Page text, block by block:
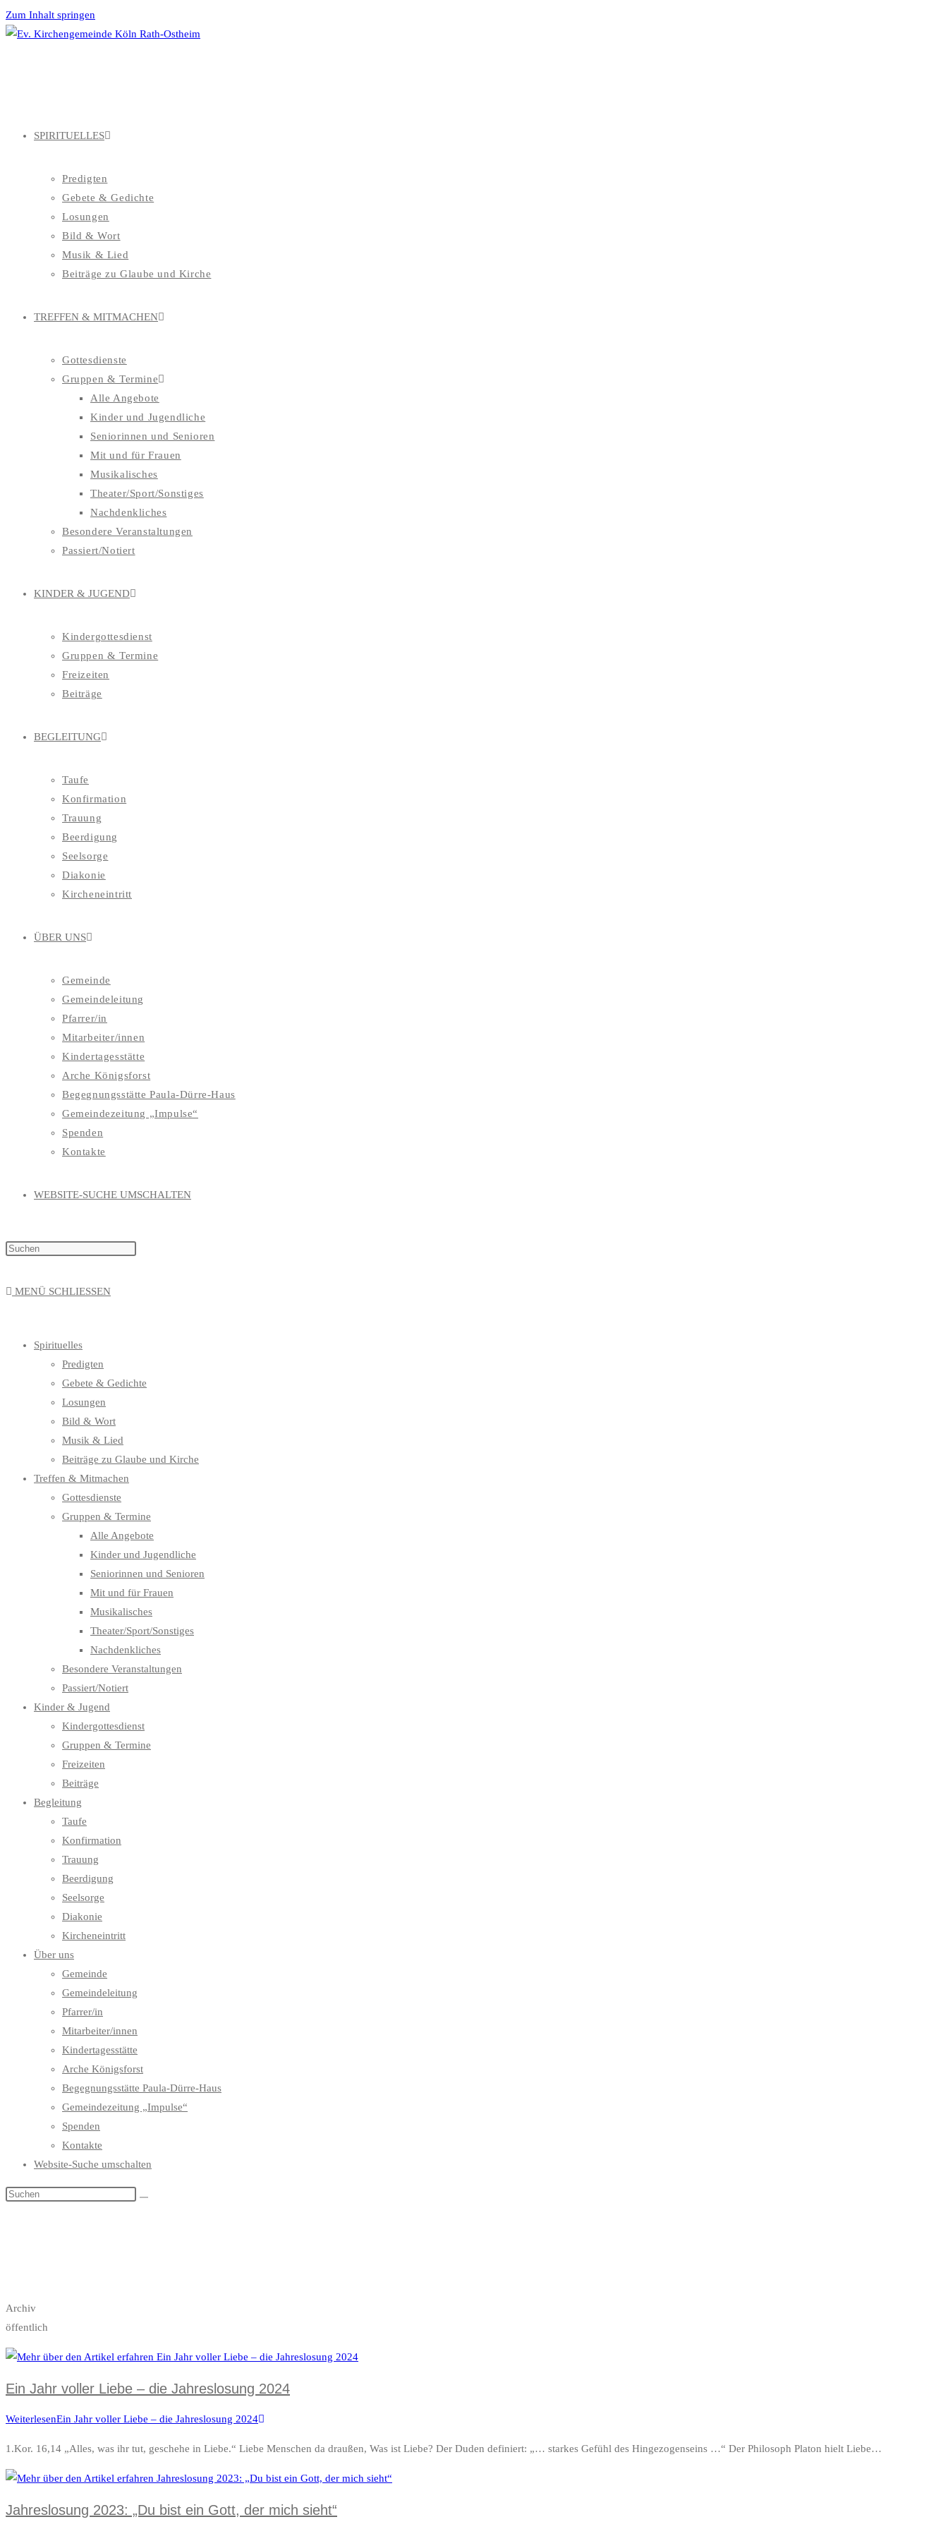
Zum Inhalt springen
SPIRITUELLES
Predigten
Gebete & Gedichte
Losungen
Bild & Wort
Musik & Lied
Beiträge zu Glaube und Kirche
TREFFEN & MITMACHEN
Gottesdienste
Gruppen & Termine
Alle Angebote
Kinder und Jugendliche
Seniorinnen und Senioren
Mit und für Frauen
Musikalisches
Theater/Sport/Sonstiges
Nachdenkliches
Besondere Veranstaltungen
Passiert/Notiert
KINDER & JUGEND
Kindergottesdienst
Gruppen & Termine
Freizeiten
Beiträge
BEGLEITUNG
Taufe
Konfirmation
Trauung
Beerdigung
Seelsorge
Diakonie
Kircheneintritt
ÜBER UNS
Gemeinde
Gemeindeleitung
Pfarrer/in
Mitarbeiter/innen
Kindertagesstätte
Arche Königsforst
Begegnungsstätte Paula-Dürre-Haus
Gemeindezeitung „Impulse“
Spenden
Kontakte
WEBSITE-SUCHE UMSCHALTEN
MENÜ SCHLIESSEN
Spirituelles
Predigten
Gebete & Gedichte
Losungen
Bild & Wort
Musik & Lied
Beiträge zu Glaube und Kirche
Treffen & Mitmachen
Gottesdienste
Gruppen & Termine
Alle Angebote
Kinder und Jugendliche
Seniorinnen und Senioren
Mit und für Frauen
Musikalisches
Theater/Sport/Sonstiges
Nachdenkliches
Besondere Veranstaltungen
Passiert/Notiert
Kinder & Jugend
Kindergottesdienst
Gruppen & Termine
Freizeiten
Beiträge
Begleitung
Taufe
Konfirmation
Trauung
Beerdigung
Seelsorge
Diakonie
Kircheneintritt
Über uns
Gemeinde
Gemeindeleitung
Pfarrer/in
Mitarbeiter/innen
Kindertagesstätte
Arche Königsforst
Begegnungsstätte Paula-Dürre-Haus
Gemeindezeitung „Impulse“
Spenden
Kontakte
Website-Suche umschalten
Archiv
öffentlich
Ein Jahr voller Liebe – die Jahreslosung 2024
WeiterlesenEin Jahr voller Liebe – die Jahreslosung 2024
1.Kor. 16,14 „Alles, was ihr tut, geschehe in Liebe.“ Liebe Menschen da draußen, Was ist Liebe? Der Duden definiert: „… starkes Gefühl des Hingezogenseins …“ Der Philosoph Platon hielt Liebe…
Jahreslosung 2023: „Du bist ein Gott, der mich sieht“